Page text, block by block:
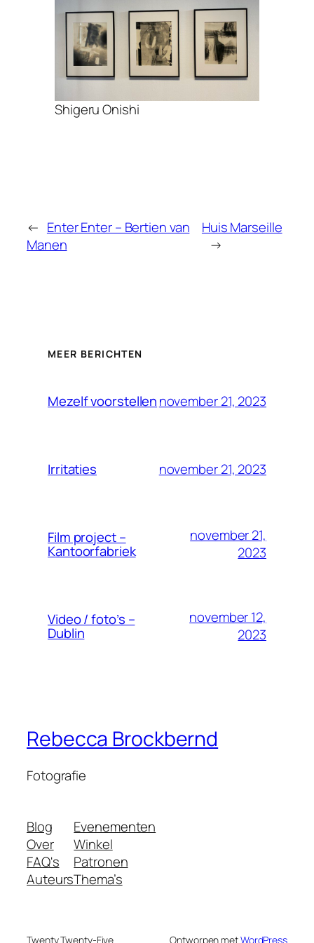
Shigeru Onishi
← Enter Enter – Bertien van
Manen
Huis Marseille
→
MEER BERICHTEN
Mezelf voorstellennovember 21, 2023
Irritaties november 21, 2023
Film project –
Kantoorfabriek
november 21,
2023
Video / foto’s –
Dublin
november 12,
2023
Rebecca Brockbernd
Fotografie
Blog
Over
FAQ's
Auteurs
Evenementen
Winkel
Patronen
Thema’s
Twenty Twenty-Five Ontworpen metWordPress